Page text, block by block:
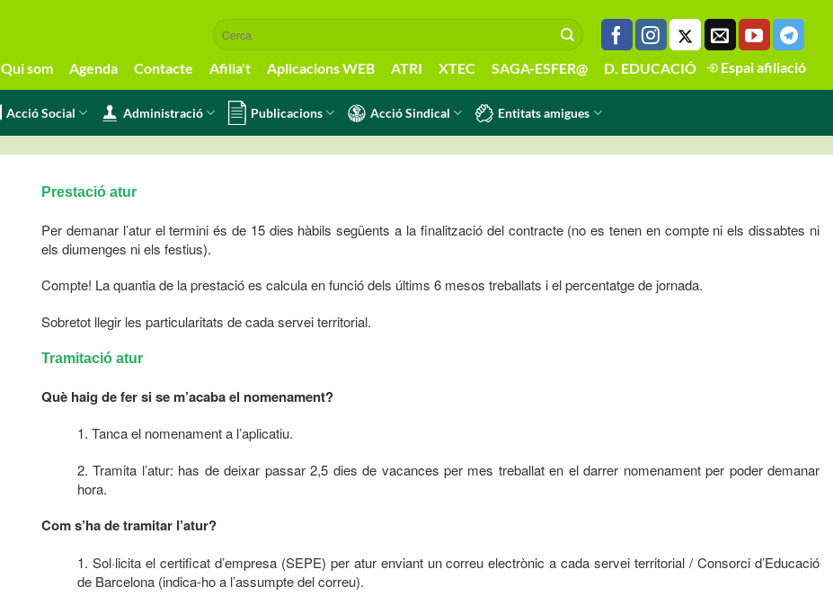
Qui som Agenda Contacte Afilia't Aplicacions WEB ATRI XTEC SAGA-ESFER@ D. EDUCACIÓ Espai afiliació
Acció Social Administració Publicacions Acció Sindical Entitats amigues
Prestació atur
Per demanar l’atur el termini és de 15 dies hàbils següents a la finalització del contracte (no es tenen en compte ni els dissabtes ni
els diumenges ni els festius).
Compte! La quantia de la prestació es calcula en funció dels últims 6 mesos treballats i el percentatge de jornada.
Sobretot llegir les particularitats de cada servei territorial.
Tramitació atur
Què haig de fer si se m’acaba el nomenament?
1. Tanca el nomenament a l’aplicatiu.
2. Tramita l’atur: has de deixar passar 2,5 dies de vacances per mes treballat en el darrer nomenament per poder demanar
hora.
Com s’ha de tramitar l’atur?
1. Sol·licita el certificat d’empresa (SEPE) per atur enviant un correu electrònic a cada servei territorial / Consorci d’Educació
de Barcelona (indica-ho a l’assumpte del correu).